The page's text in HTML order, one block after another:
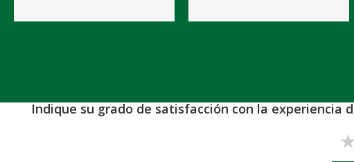
Indique su grado de satisfacción con la experiencia